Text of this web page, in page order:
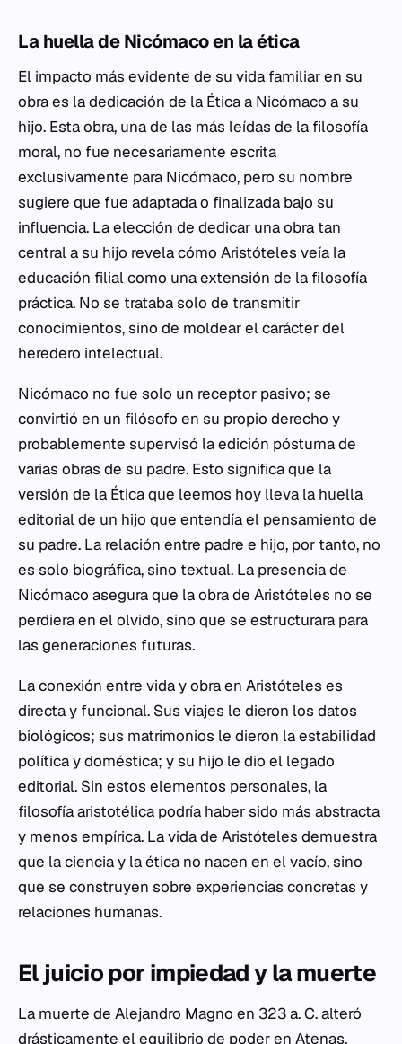
La huella de Nicómaco en la ética
El impacto más evidente de su vida familiar en su
obra es la dedicación de la Ética a Nicómaco a su
hijo. Esta obra, una de las más leídas de la filosofía
moral, no fue necesariamente escrita
exclusivamente para Nicómaco, pero su nombre
sugiere que fue adaptada o finalizada bajo su
influencia. La elección de dedicar una obra tan
central a su hijo revela cómo Aristóteles veía la
educación filial como una extensión de la filosofía
práctica. No se trataba solo de transmitir
conocimientos, sino de moldear el carácter del
heredero intelectual.
Nicómaco no fue solo un receptor pasivo; se
convirtió en un filósofo en su propio derecho y
probablemente supervisó la edición póstuma de
varias obras de su padre. Esto significa que la
versión de la Éticaque leemos hoy lleva la huella
editorial de un hijo que entendía el pensamiento de
su padre. La relación entre padre e hijo, por tanto, no
es solo biográfica, sino textual. La presencia de
Nicómaco asegura que la obra de Aristóteles no se
perdiera en el olvido, sino que se estructurara para
las generaciones futuras.
La conexión entre vida y obra en Aristóteles es
directa y funcional. Sus viajes le dieron los datos
biológicos; sus matrimonios le dieron la estabilidad
política y doméstica; y su hijo le dio el legado
editorial. Sin estos elementos personales, la
filosofía aristotélica podría haber sido más abstracta
y menos empírica. La vida de Aristóteles demuestra
que la ciencia y la ética no nacen en el vacío, sino
que se construyen sobre experiencias concretas y
relaciones humanas.
El juicio por impiedad y la muerte
La muerte de Alejandro Magno en 323 a. C. alteró
drásticamente el equilibrio de poder en Atenas.